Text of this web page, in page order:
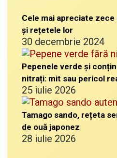
Cele mai apreciate
și rețetele lor
30 decembrie 2024
Pepenele verde și
nitrați: mit sau pericol
25 iulie 2026
Tamago sando, rețeta
de ouă japonez
28 iulie 2026